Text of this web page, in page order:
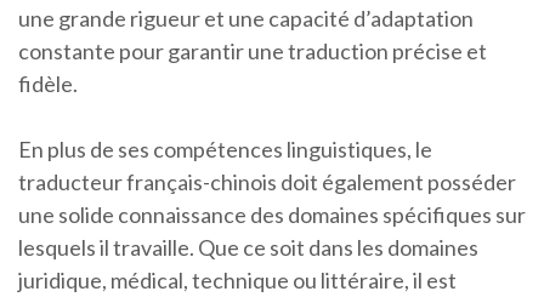
une grande rigueur et une capacité d’adaptation
constante pour garantir une traduction précise et
fidèle.
En plus de ses compétences linguistiques, le
traducteur français-chinois doit également posséder
une solide connaissance des domaines spécifiques sur
lesquels il travaille. Que ce soit dans les domaines
juridique, médical, technique ou littéraire, il est